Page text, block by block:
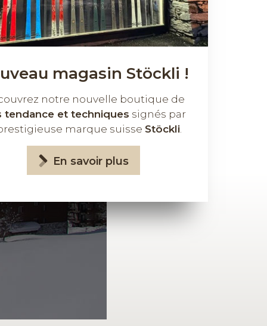
magasin Stöckli !
notre nouvelle boutique de
tendance et techniques signés par
marque suisse Stöckli.
En savoir plus